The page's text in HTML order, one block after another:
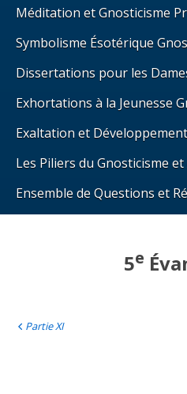
Méditation et Gnosticisme
Symbolisme Ésotérique
Dissertations pour les
Exhortations à la Jeunesse
Exaltation et
Les Piliers du Gnosticisme
Ensemble de Questions et
5e
Partie XI